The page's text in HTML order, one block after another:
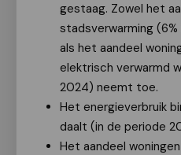
gestaag. Zowel het
stadsverwarming (6%
als het aandeel
elektrisch verwarmd
2024) neemt toe.
Het energieverbruik
daalt (in de periode
Het aandeel